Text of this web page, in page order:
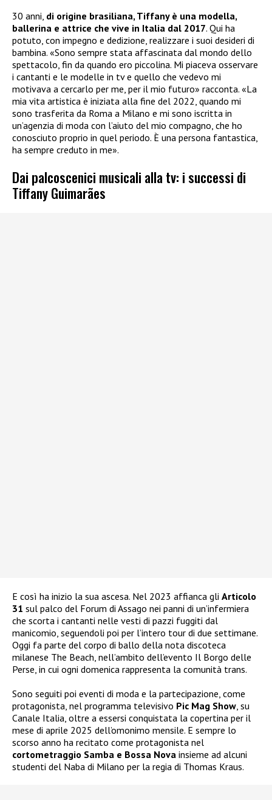
30 anni, di origine brasiliana, Tiffany è una modella,
ballerina e attrice che vive in Italia dal 2017. Qui ha
potuto, con impegno e dedizione, realizzare i suoi desideri di
bambina. «Sono sempre stata affascinata dal mondo dello
spettacolo, fin da quando ero piccolina. Mi piaceva osservare
i cantanti e le modelle in tv e quello che vedevo mi
motivava a cercarlo per me, per il mio futuro» racconta. «La
mia vita artistica è iniziata alla fine del 2022, quando mi
sono trasferita da Roma a Milano e mi sono iscritta in
un’agenzia di moda con l’aiuto del mio compagno, che ho
conosciuto proprio in quel periodo. È una persona fantastica,
ha sempre creduto in me».
Dai palcoscenici musicali alla tv: i successi di
Tiffany Guimarães
E così ha inizio la sua ascesa. Nel 2023 affianca gli Articolo
31 sul palco del Forum di Assago nei panni di un’infermiera
che scorta i cantanti nelle vesti di pazzi fuggiti dal
manicomio, seguendoli poi per l’intero tour di due settimane.
Oggi fa parte del corpo di ballo della nota discoteca
milanese The Beach, nell’ambito dell’evento Il Borgo delle
Perse, in cui ogni domenica rappresenta la comunità trans.
Sono seguiti poi eventi di moda e la partecipazione, come
protagonista, nel programma televisivo Pic Mag Show, su
Canale Italia, oltre a essersi conquistata la copertina per il
mese di aprile 2025 dell’omonimo mensile. E sempre lo
scorso anno ha recitato come protagonista nel
cortometraggio Samba e Bossa Nova insieme ad alcuni
studenti del Naba di Milano per la regia di Thomas Kraus.